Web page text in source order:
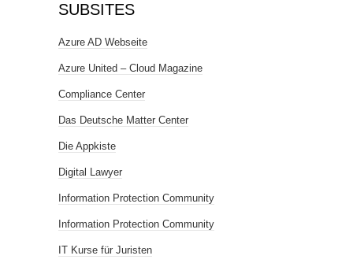
SUBSITES
Azure AD Webseite
Azure United – Cloud Magazine
Compliance Center
Das Deutsche Matter Center
Die Appkiste
Digital Lawyer
Information Protection Community
Information Protection Community
IT Kurse für Juristen